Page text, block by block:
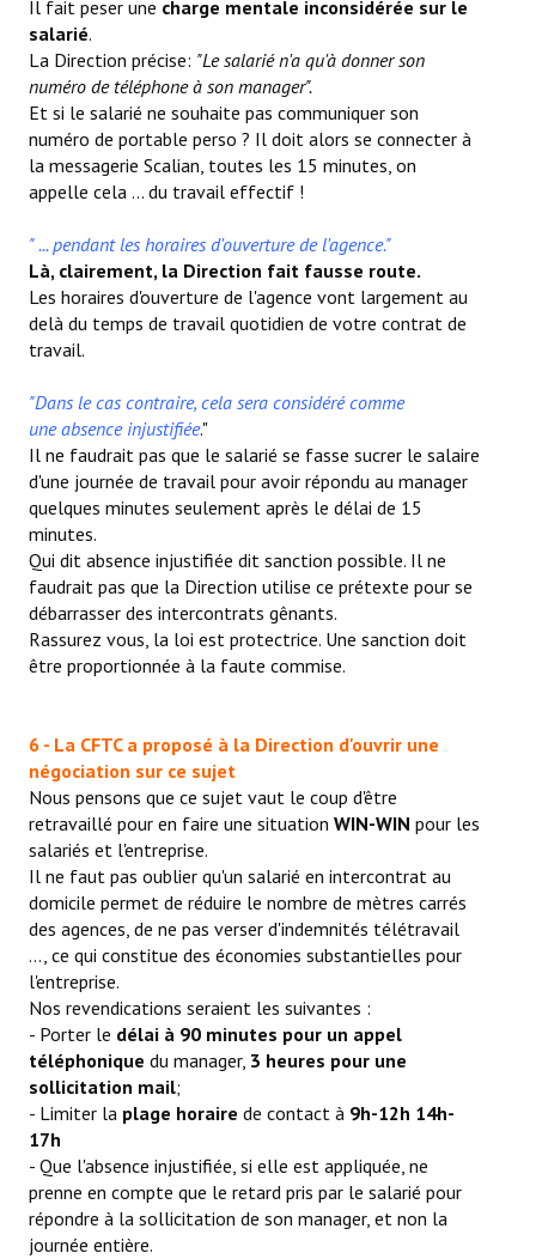
Il fait peser une charge mentale inconsidérée sur le
salarié.
La Direction précise: "Le salarié n'a qu'à donner son
numéro de téléphone à son manager".
Et si le salarié ne souhaite pas communiquer son
numéro de portable perso ? Il doit alors se connecter à
la messagerie Scalian, toutes les 15 minutes, on
appelle cela ... du travail effectif !
" ... pendant les horaires d'ouverture de l'agence."
Là, clairement, la Direction fait fausse route.
Les horaires d'ouverture de l'agence vont largement au
delà du temps de travail quotidien de votre contrat de
travail.
"Dans le cas contraire, cela sera considéré comme
une absence injustifiée."
Il ne faudrait pas que le salarié se fasse sucrer le salaire
d'une journée de travail pour avoir répondu au manager
quelques minutes seulement après le délai de 15
minutes.
Qui dit absence injustifiée dit sanction possible. Il ne
faudrait pas que la Direction utilise ce prétexte pour se
débarrasser des intercontrats gênants.
Rassurez vous, la loi est protectrice. Une sanction doit
être proportionnée à la faute commise.
6 - La CFTC a proposé à la Direction d'ouvrir une
négociation sur ce sujet
Nous pensons que ce sujet vaut le coup d'être
retravaillé pour en faire une situation WIN-WIN pour les
salariés et l'entreprise.
Il ne faut pas oublier qu'un salarié en intercontrat au
domicile permet de réduire le nombre de mètres carrés
des agences, de ne pas verser d'indemnités télétravail
..., ce qui constitue des économies substantielles pour
l'entreprise.
Nos revendications seraient les suivantes :
- Porter le délai à 90 minutes pour un appel
téléphonique du manager, 3 heures pour une
sollicitation mail;
- Limiter la plage horaire de contact à 9h-12h 14h-
17h
- Que l'absence injustifiée, si elle est appliquée, ne
prenne en compte que le retard pris par le salarié pour
répondre à la sollicitation de son manager, et non la
journée entière.